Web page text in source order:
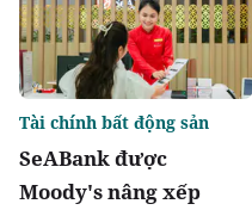
SeABank được
Moody's nâng xếp
Tài chính bất động sản